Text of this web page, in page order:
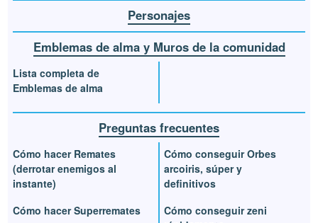
Personajes
Emblemas de alma y Muros de la comunidad
Lista completa de
Emblemas de alma
Preguntas frecuentes
Cómo hacer Remates
(derrotar enemigos al
instante)
Cómo hacer Superremates
Cómo conseguir Orbes
arcoiris, súper y
definitivos
Cómo conseguir zeni